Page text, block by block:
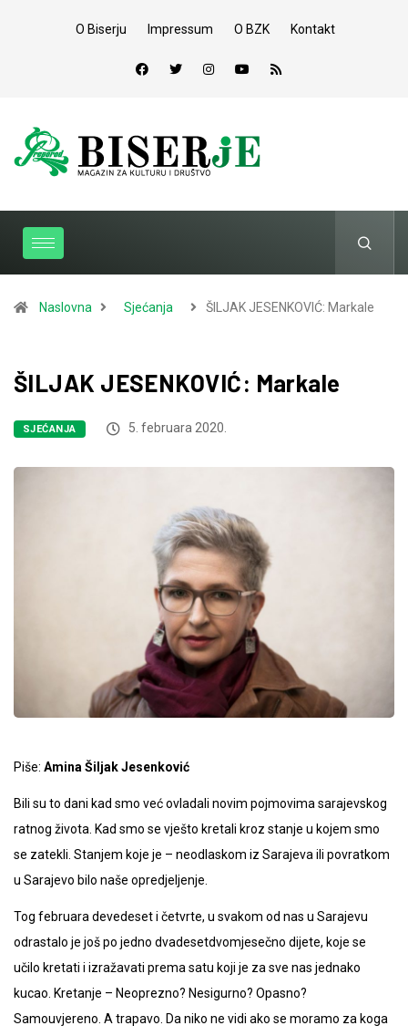
O Biserju Impressum O BZK Kontakt
Naslovna Sjećanja ŠILJAK JESENKOVIĆ: Markale
ŠILJAK JESENKOVIĆ: Markale
SJEĆANJA 5. februara 2020.
Piše: Amina Šiljak Jesenković
Bili su to dani kad smo već ovladali novim pojmovima sarajevskog
ratnog života. Kad smo se vješto kretali kroz stanje u kojem smo
se zatekli. Stanjem koje je – neodlaskom iz Sarajeva ili povratkom
u Sarajevo bilo naše opredjeljenje.
Tog februara devedeset i četvrte, u svakom od nas u Sarajevu
odrastalo je još po jedno dvadesetdvomjesečno dijete, koje se
učilo kretati i izražavati prema satu koji je za sve nas jednako
kucao. Kretanje – Neoprezno? Nesigurno? Opasno?
Samouvjereno. A trapavo. Da niko ne vidi ako se moramo za koga